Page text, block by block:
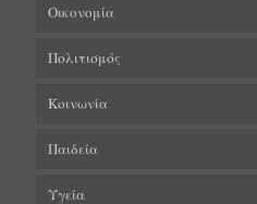
Οικονομία
Πολιτισμός
Κοινωνία
Παιδεία
Υγεία